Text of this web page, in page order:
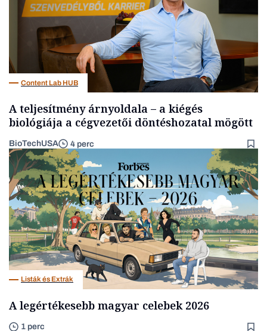
Content Lab HUB
A teljesítmény árnyoldala – a kiégés
biológiája a cégvezetői döntéshozatal mögött
BioTechUSA 4 perc
Listák és Extrák
A legértékesebb magyar celebek 2026
1 perc